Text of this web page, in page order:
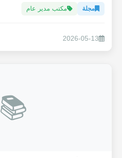
مجلة مكتب مدير عام
2026-05-13
📚